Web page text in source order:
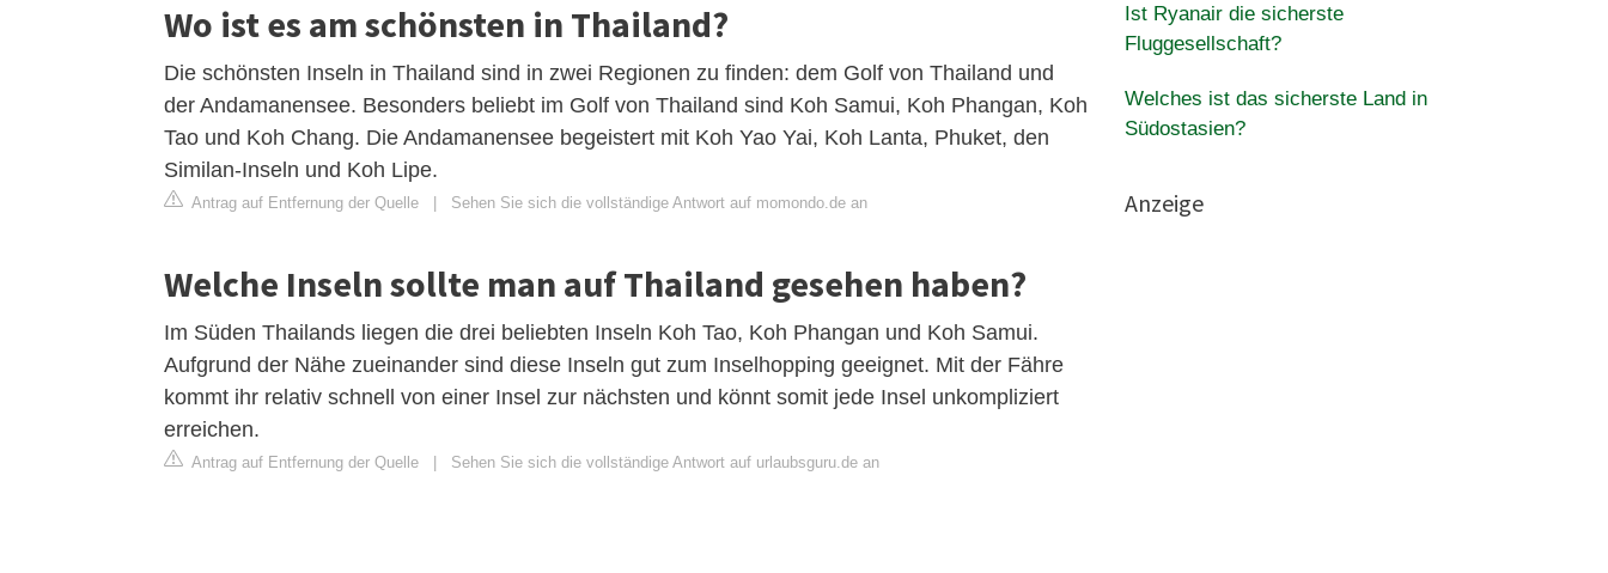
Wo ist es am schönsten in Thailand?
Die schönsten Inseln in Thailand sind in zwei Regionen zu finden: dem Golf von Thailand und
der Andamanensee. Besonders beliebt im Golf von Thailand sind Koh Samui, Koh Phangan, Koh
Tao und Koh Chang. Die Andamanensee begeistert mit Koh Yao Yai, Koh Lanta, Phuket, den
Similan-Inseln und Koh Lipe.
Antrag auf Entfernung der Quelle Sehen Sie sich die vollständige Antwort auf momondo.de an
Welche Inseln sollte man auf Thailand gesehen haben?
Im Süden Thailands liegen die drei beliebten Inseln Koh Tao, Koh Phangan und Koh Samui.
Aufgrund der Nähe zueinander sind diese Inseln gut zum Inselhopping geeignet. Mit der Fähre
kommt ihr relativ schnell von einer Insel zur nächsten und könnt somit jede Insel unkompliziert
erreichen.
Antrag auf Entfernung der Quelle Sehen Sie sich die vollständige Antwort auf urlaubsguru.de an
Ist Ryanair die sicherste
Fluggesellschaft?
Welches ist das sicherste Land in
Südostasien?
Anzeige